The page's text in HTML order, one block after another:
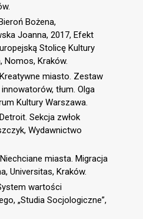
Bożena,
Joanna, 2017, Efekt
Stolicę Kultury
Nomos, Kraków.
miasto. Zestaw
tłum. Olga
Kultury Warszawa.
Sekcja zwłok
Wydawnictwo
miasta. Migracja
Universitas, Kraków.
wartości
„Studia Socjologiczne”,